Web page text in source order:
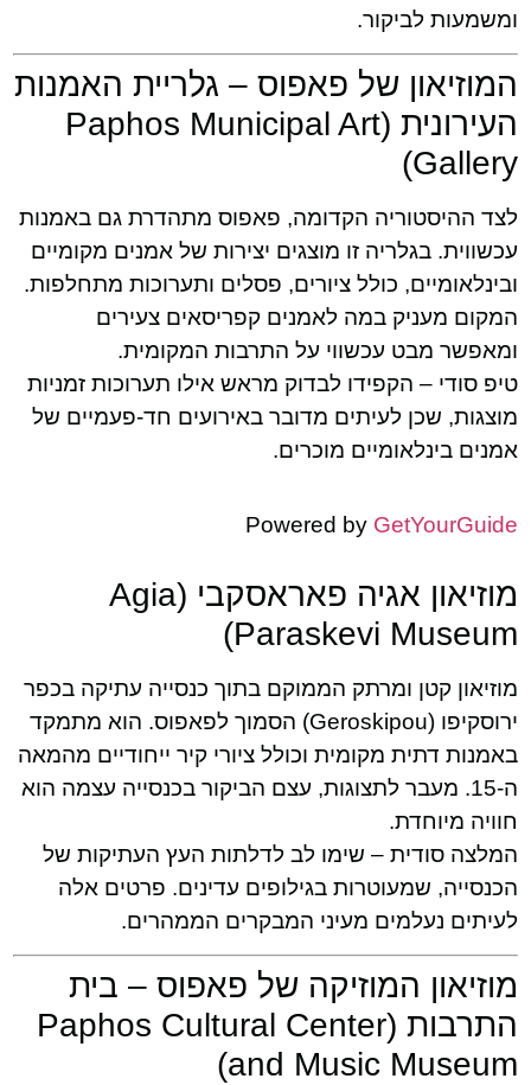
ומשמעות לביקור.
המוזיאון של פאפוס – גלריית האמנות
העירונית (Paphos Municipal Art
Gallery)
לצד ההיסטוריה הקדומה, פאפוס מתהדרת גם באמנות
עכשווית. בגלריה זו מוצגים יצירות של אמנים מקומיים
ובינלאומיים, כולל ציורים, פסלים ותערוכות מתחלפות.
המקום מעניק במה לאמנים קפריסאים צעירים
ומאפשר מבט עכשווי על התרבות המקומית.
טיפ סודי – הקפידו לבדוק מראש אילו תערוכות זמניות
מוצגות, שכן לעיתים מדובר באירועים חד-פעמיים של
אמנים בינלאומיים מוכרים.
Powered by GetYourGuide
מוזיאון אגיה פאראסקבי (Agia
Paraskevi Museum)
מוזיאון קטן ומרתק הממוקם בתוך כנסייה עתיקה בכפר
ירוסקיפו (Geroskipou) הסמוך לפאפוס. הוא מתמקד
באמנות דתית מקומית וכולל ציורי קיר ייחודיים מהמאה
ה-15. מעבר לתצוגות, עצם הביקור בכנסייה עצמה הוא
חוויה מיוחדת.
המלצה סודית – שימו לב לדלתות העץ העתיקות של
הכנסייה, שמעוטרות בגילופים עדינים. פרטים אלה
לעיתים נעלמים מעיני המבקרים הממהרים.
מוזיאון המוזיקה של פאפוס – בית
התרבות (Paphos Cultural Center
and Music Museum)